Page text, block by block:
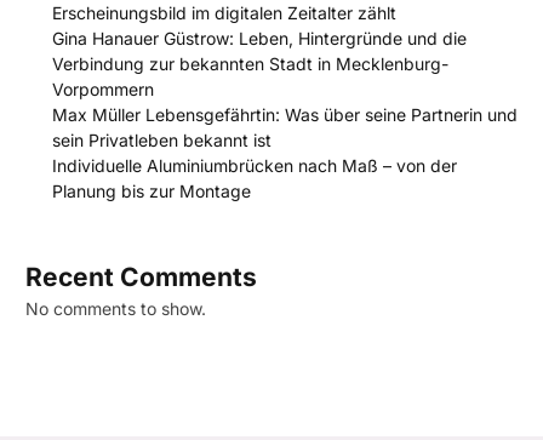
Erscheinungsbild im digitalen Zeitalter zählt
Gina Hanauer Güstrow: Leben, Hintergründe und die
Verbindung zur bekannten Stadt in Mecklenburg-
Vorpommern
Max Müller Lebensgefährtin: Was über seine Partnerin und
sein Privatleben bekannt ist
Individuelle Aluminiumbrücken nach Maß – von der
Planung bis zur Montage
Recent Comments
No comments to show.